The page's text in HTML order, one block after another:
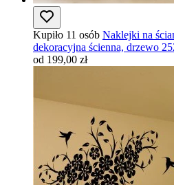
Kupiło 11 osób Naklejki na
dekoracyjna ścienna, drzewo
od 199,00 zł